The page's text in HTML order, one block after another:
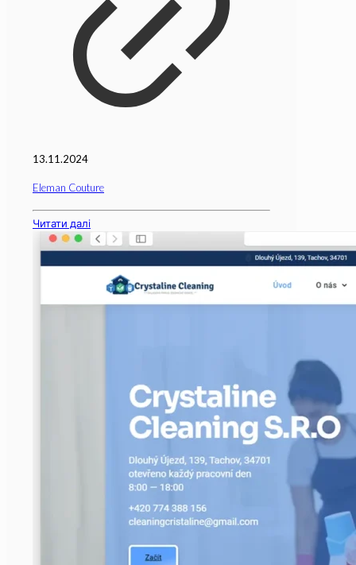
13.11.2024
Eleman Couture
Читати далі